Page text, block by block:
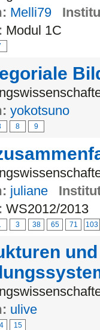
Melli79
Modul 1C
yokotsuno
8 9
juliane
WS2012/2013
3 38 65 71 103
ulive
15